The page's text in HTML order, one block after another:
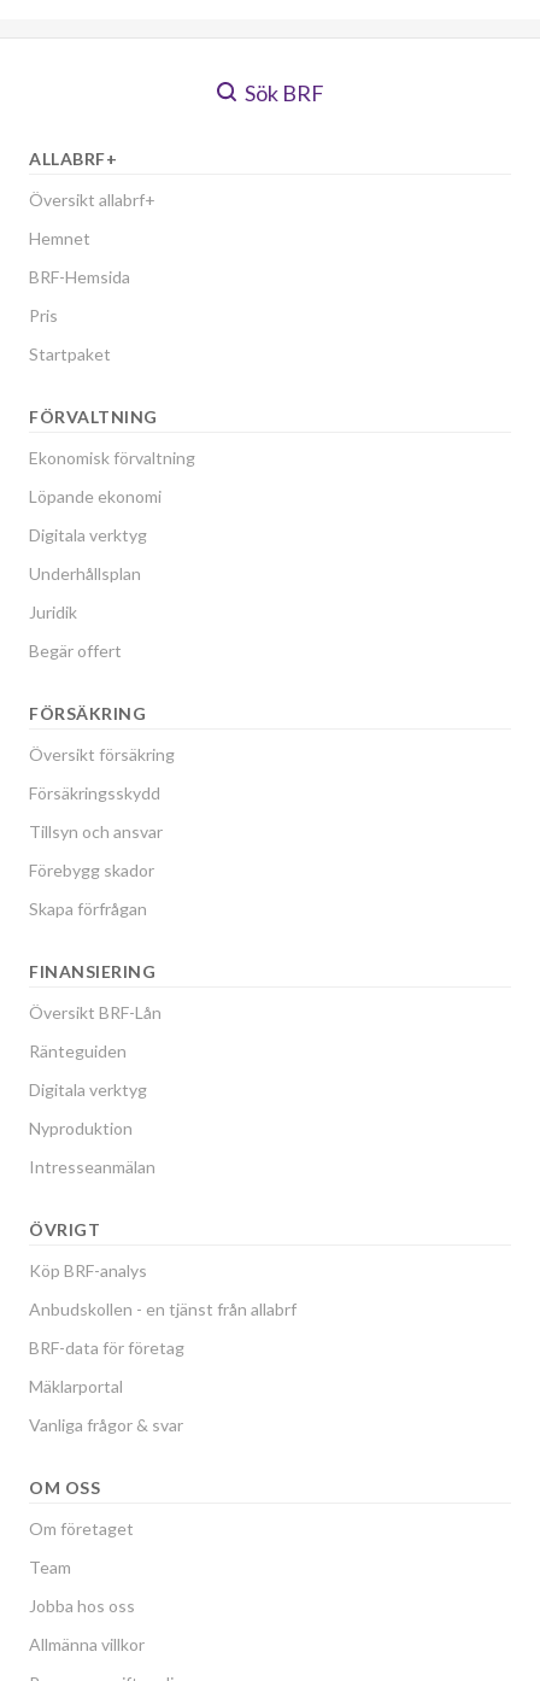
Sök BRF
ALLABRF+
Översikt allabrf+
Hemnet
BRF-Hemsida
Pris
Startpaket
FÖRVALTNING
Ekonomisk förvaltning
Löpande ekonomi
Digitala verktyg
Underhållsplan
Juridik
Begär offert
FÖRSÄKRING
Översikt försäkring
Försäkringsskydd
Tillsyn och ansvar
Förebygg skador
Skapa förfrågan
FINANSIERING
Översikt BRF-Lån
Ränteguiden
Digitala verktyg
Nyproduktion
Intresseanmälan
ÖVRIGT
Köp BRF-analys
Anbudskollen - en tjänst från allabrf
BRF-data för företag
Mäklarportal
Vanliga frågor & svar
OM OSS
Om företaget
Team
Jobba hos oss
Allmänna villkor